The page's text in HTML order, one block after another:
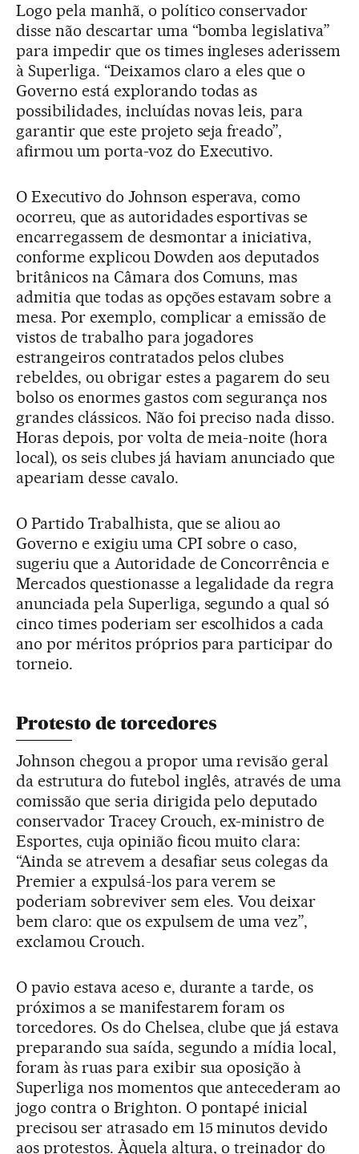
Logo pela manhã, o político conservador
disse não descartar uma “bomba legislativa”
para impedir que os times ingleses aderissem
à Superliga. “Deixamos claro a eles que o
Governo está explorando todas as
possibilidades, incluídas novas leis, para
garantir que este projeto seja freado”,
afirmou um porta-voz do Executivo.
O Executivo do Johnson esperava, como
ocorreu, que as autoridades esportivas se
encarregassem de desmontar a iniciativa,
conforme explicou Dowden aos deputados
britânicos na Câmara dos Comuns, mas
admitia que todas as opções estavam sobre a
mesa. Por exemplo, complicar a emissão de
vistos de trabalho para jogadores
estrangeiros contratados pelos clubes
rebeldes, ou obrigar estes a pagarem do seu
bolso os enormes gastos com segurança nos
grandes clássicos. Não foi preciso nada disso.
Horas depois, por volta de meia-noite (hora
local), os seis clubes já haviam anunciado que
apeariam desse cavalo.
O Partido Trabalhista, que se aliou ao
Governo e exigiu uma CPI sobre o caso,
sugeriu que a Autoridade de Concorrência e
Mercados questionasse a legalidade da regra
anunciada pela Superliga, segundo a qual só
cinco times poderiam ser escolhidos a cada
ano por méritos próprios para participar do
torneio.
Protesto de torcedores
Johnson chegou a propor uma revisão geral
da estrutura do futebol inglês, através de uma
comissão que seria dirigida pelo deputado
conservador Tracey Crouch, ex-ministro de
Esportes, cuja opinião ficou muito clara:
“Ainda se atrevem a desafiar seus colegas da
Premier a expulsá-los para verem se
poderiam sobreviver sem eles. Vou deixar
bem claro: que os expulsem de uma vez”,
exclamou Crouch.
O pavio estava aceso e, durante a tarde, os
próximos a se manifestarem foram os
torcedores. Os do Chelsea, clube que já estava
preparando sua saída, segundo a mídia local,
foram às ruas para exibir sua oposição à
Superliga nos momentos que antecederam ao
jogo contra o Brighton. O pontapé inicial
precisou ser atrasado em 15 minutos devido
aos protestos. Àquela altura, o treinador do